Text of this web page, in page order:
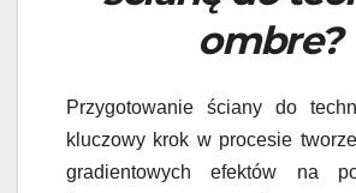
ombre?
Przygotowanie ściany do
kluczowy krok w procesie
gradientowych efektów na